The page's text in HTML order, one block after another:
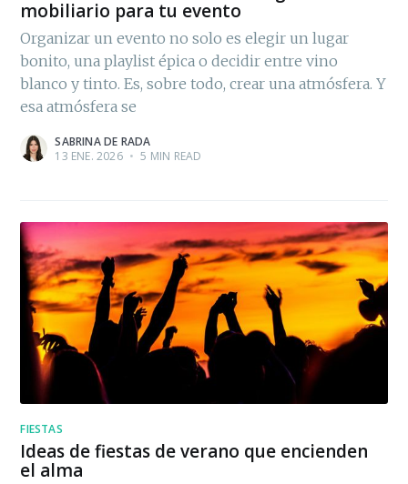
mobiliario para tu evento
Organizar un evento no solo es elegir un lugar
bonito, una playlist épica o decidir entre vino
blanco y tinto. Es, sobre todo, crear una atmósfera. Y
esa atmósfera se
SABRINA DE RADA
13 ENE. 2026 • 5 MIN READ
FIESTAS
Ideas de fiestas de verano que encienden
el alma